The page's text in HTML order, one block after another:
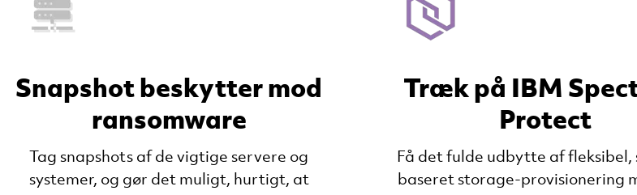
Snapshot beskytter mod
ransomware
Tag snapshots af de vigtige servere og
systemer, og gør det muligt, hurtigt, at
Træk på IBM
Protect
Få det fulde udbytte af fleksibel,
baseret storage-provisionering